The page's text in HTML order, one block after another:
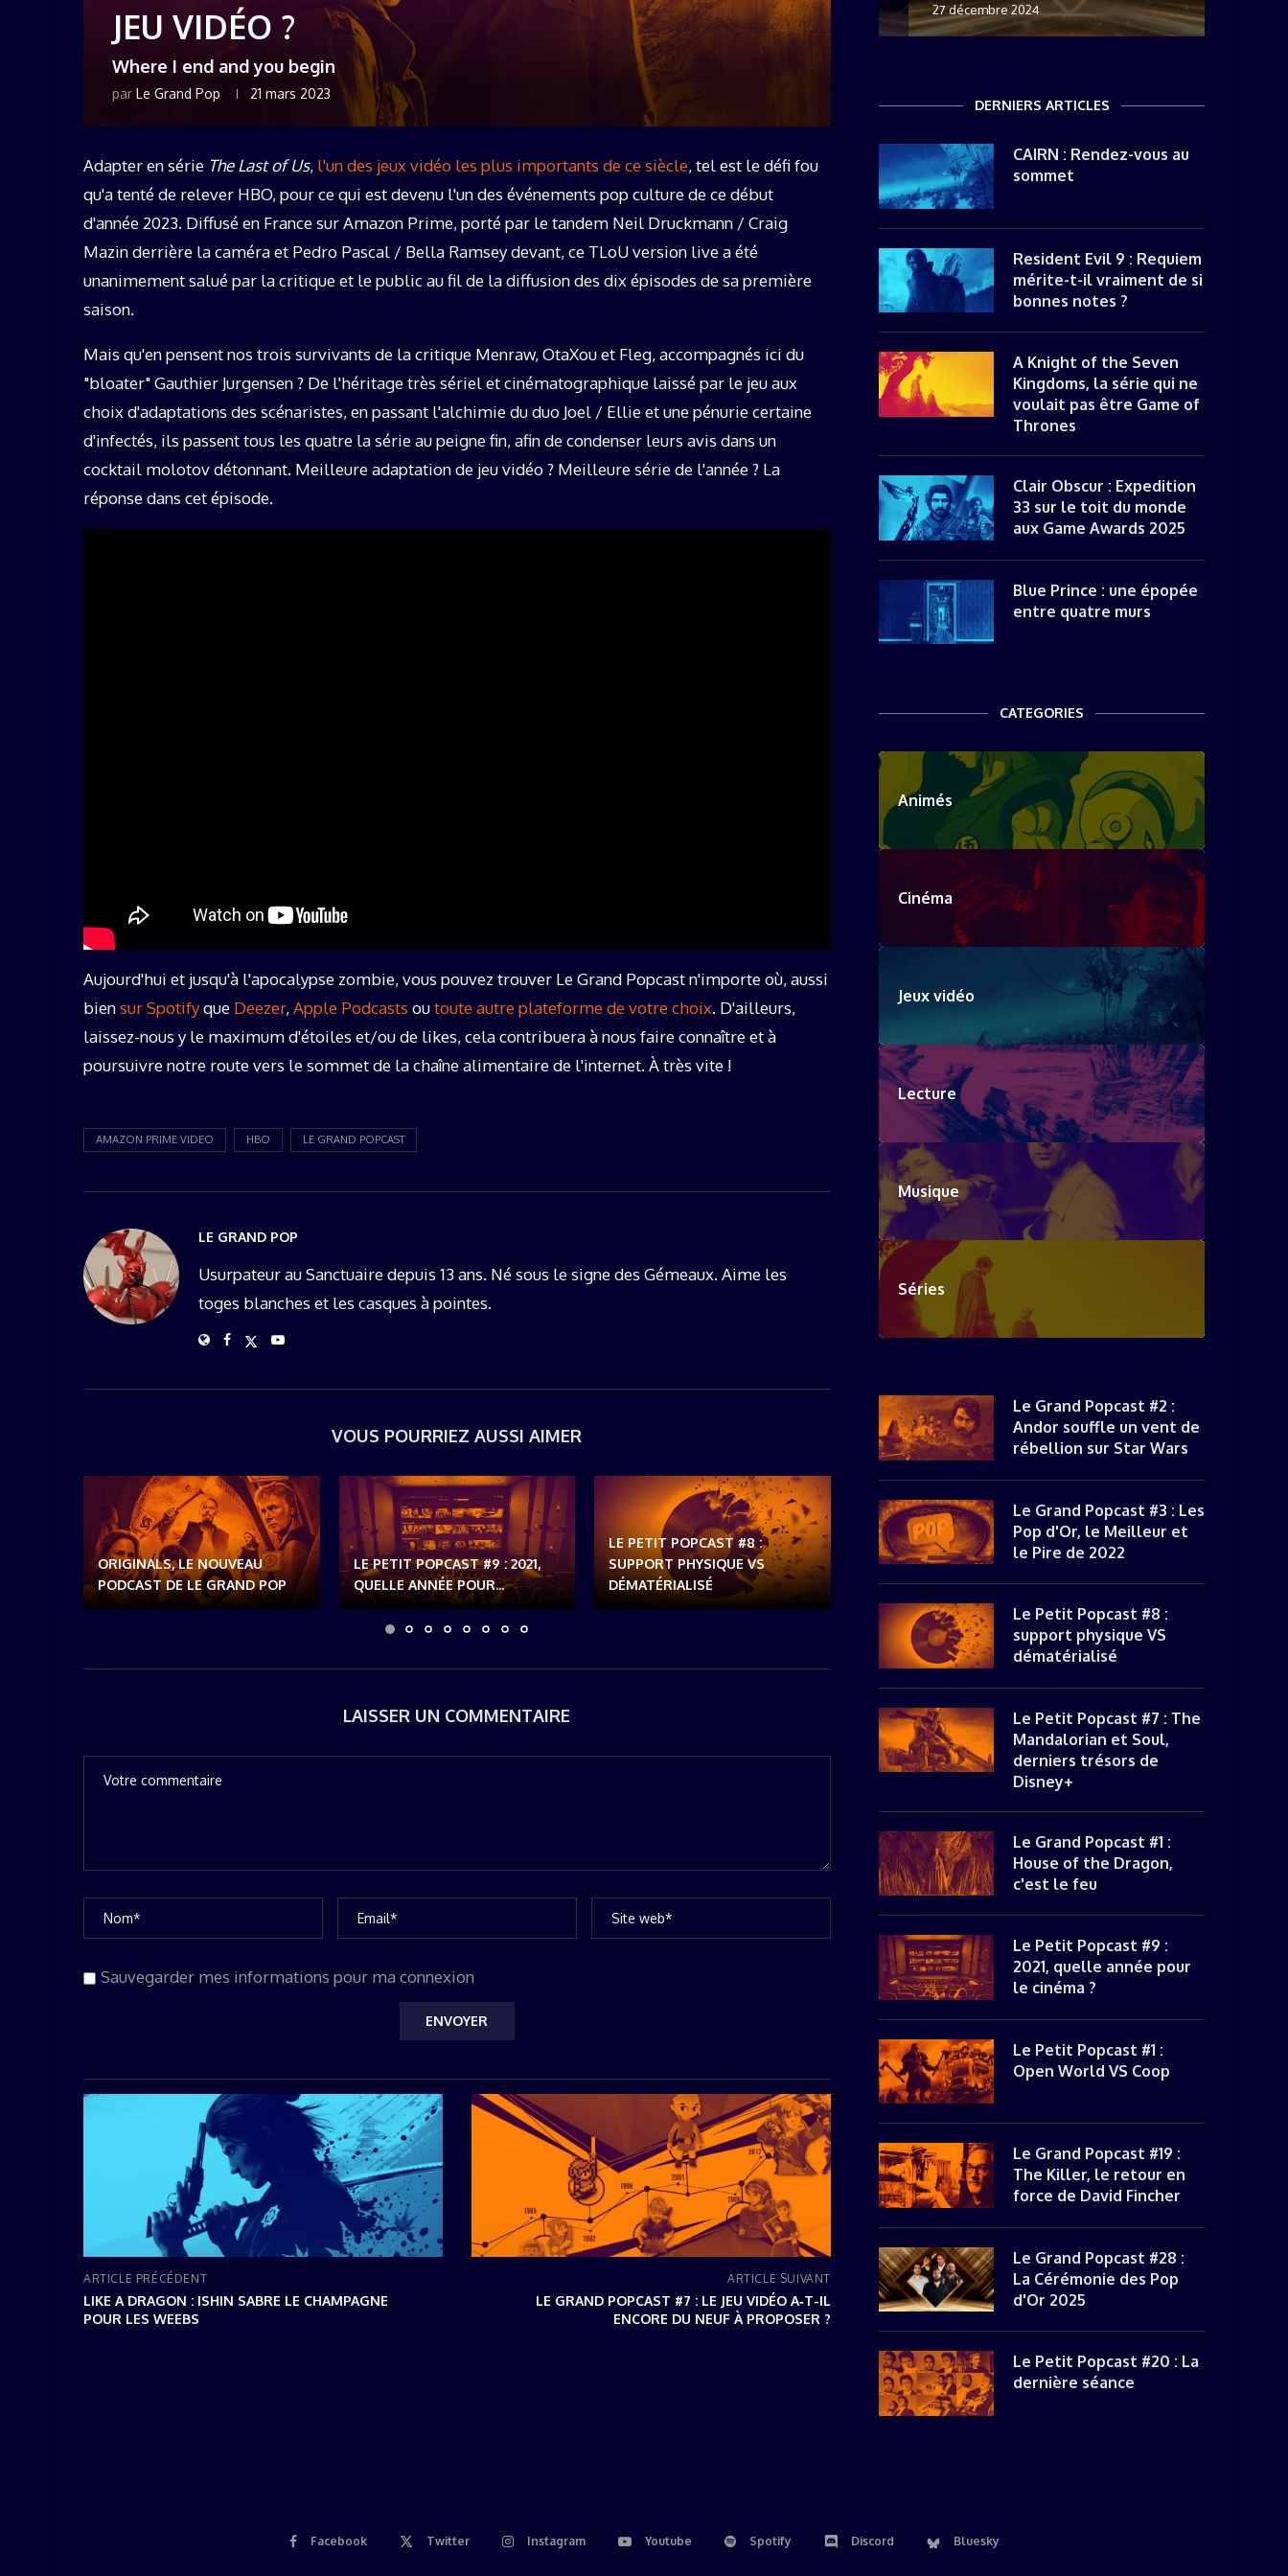
JEU VIDÉO ?
Where I end and you begin
par Le Grand Pop 21 mars 2023
Adapter en série The Last of Us, l'un des jeux vidéo les plus importants de ce siècle, tel est le défi fou
qu'a tenté de relever HBO, pour ce qui est devenu l'un des événements pop culture de ce début
d'année 2023. Diffusé en France sur Amazon Prime, porté par le tandem Neil Druckmann / Craig
Mazin derrière la caméra et Pedro Pascal / Bella Ramsey devant, ce TLoU version live a été
unanimement salué par la critique et le public au fil de la diffusion des dix épisodes de sa première
saison.
Mais qu'en pensent nos trois survivants de la critique Menraw, OtaXou et Fleg, accompagnés ici du
"bloater" Gauthier Jurgensen ? De l'héritage très sériel et cinématographique laissé par le jeu aux
choix d'adaptations des scénaristes, en passant l'alchimie du duo Joel / Ellie et une pénurie certaine
d'infectés, ils passent tous les quatre la série au peigne fin, afin de condenser leurs avis dans un
cocktail molotov détonnant. Meilleure adaptation de jeu vidéo ? Meilleure série de l'année ? La
réponse dans cet épisode.
Aujourd'hui et jusqu'à l'apocalypse zombie, vous pouvez trouver Le Grand Popcast n'importe où, aussi
biensur Spotifyque Deezer, Apple Podcasts outoute autre plateforme de votre choix. D'ailleurs,
laissez-nous y le maximum d'étoiles et/ou de likes, cela contribuera à nous faire connaître et à
poursuivre notre route vers le sommet de la chaîne alimentaire de l'internet. À très vite !
AMAZON PRIME VIDEO HBO LE GRAND POPCAST
LE GRAND POP
Usurpateur au Sanctuaire depuis 13 ans. Né sous le signe des Gémeaux. Aime les
toges blanches et les casques à pointes.
VOUS POURRIEZ AUSSI AIMER
ORIGINALS, LE NOUVEAU
PODCAST DE LE GRAND POP
LE PETIT POPCAST #9 : 2021,
QUELLE ANNÉE POUR...
LE PETIT POPCAST #8 :
SUPPORT PHYSIQUE VS
DÉMATÉRIALISÉ
LE PETIT POPCAST #7 : THE
MANDALORIAN ET SOUL,...
LE PETIT POPCAST #6 :
IDÉES CADEAUX POUR...
LAISSER UN COMMENTAIRE
Sauvegarder mes informations pour ma connexion
ARTICLE PRÉCÉDENT
LIKE A DRAGON : ISHIN SABRE LE CHAMPAGNE
POUR LES WEEBS
ARTICLE SUIVANT
LE GRAND POPCAST #7 : LE JEU VIDÉO A‑T-IL
ENCORE DU NEUF À PROPOSER ?
19 décembre 2025 27 décembre 2024
DERNIERS ARTICLES
CAIRN : Rendez-vous au
sommet
Resident Evil 9 : Requiem
mérite-t-il vraiment de si
bonnes notes ?
A Knight of the Seven
Kingdoms, la série qui ne
voulait pas être Game of
Thrones
Clair Obscur : Expedition
33 sur le toit du monde
aux Game Awards 2025
Blue Prince : une épopée
entre quatre murs
CATEGORIES
Animés
Cinéma
Jeux vidéo
Lecture
Musique
Séries
Le Grand Popcast #2 :
Andor souffle un vent de
rébellion sur Star Wars
Le Grand Popcast #3 : Les
Pop d'Or, le Meilleur et
le Pire de 2022
Le Petit Popcast #8 :
support physique VS
dématérialisé
Le Petit Popcast #7 : The
Mandalorian et Soul,
derniers trésors de
Disney+
Le Grand Popcast #1 :
House of the Dragon,
c'est le feu
Le Petit Popcast #9 :
2021, quelle année pour
le cinéma ?
Le Petit Popcast #1 :
Open World VS Coop
Le Grand Popcast #19 :
The Killer, le retour en
force de David Fincher
Le Grand Popcast #28 :
La Cérémonie des Pop
d'Or 2025
Le Petit Popcast #20 : La
dernière séance
Facebook Twitter Instagram Youtube Spotify Discord Bluesky